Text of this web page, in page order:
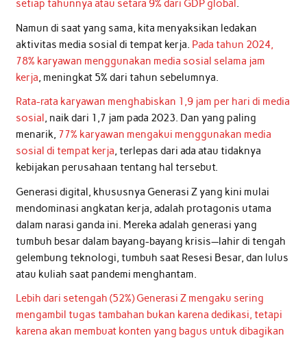
setiap tahunnya atau setara 9% dari GDP global .
Namun di saat yang sama, kita menyaksikan ledakan
aktivitas media sosial di tempat kerja. Pada tahun 2024,
78% karyawan menggunakan media sosial selama jam
kerja, meningkat 5% dari tahun sebelumnya.
Rata-rata karyawan menghabiskan 1,9 jam per hari di media
sosial, naik dari 1,7 jam pada 2023. Dan yang paling
menarik, 77% karyawan mengakui menggunakan media
sosial di tempat kerja, terlepas dari ada atau tidaknya
kebijakan perusahaan tentang hal tersebut.
Generasi digital, khususnya Generasi Z yang kini mulai
mendominasi angkatan kerja, adalah protagonis utama
dalam narasi ganda ini. Mereka adalah generasi yang
tumbuh besar dalam bayang-bayang krisis—lahir di tengah
gelembung teknologi, tumbuh saat Resesi Besar, dan lulus
atau kuliah saat pandemi menghantam.
Lebih dari setengah (52%) Generasi Z mengaku sering
mengambil tugas tambahan bukan karena dedikasi, tetapi
karena akan membuat konten yang bagus untuk dibagikan